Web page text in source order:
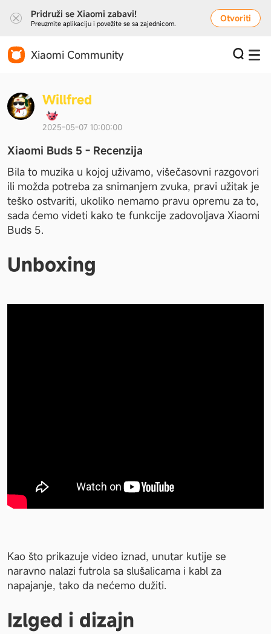
Pridruži se Xiaomi zabavi!
Preuzmite aplikaciju i povežite se sa zajednicom. Otvoriti
Xiaomi Community
Willfred
2025-05-07 10:00:00
Xiaomi Buds 5 - Recenzija
Bila to muzika u kojoj uživamo, višečasovni razgovori
ili možda potreba za snimanjem zvuka, pravi užitak je
teško ostvariti, ukoliko nemamo pravu opremu za to,
sada ćemo videti kako te funkcije zadovoljava Xiaomi
Buds 5.
Unboxing
Kao što prikazuje video iznad, unutar kutije se
naravno nalazi futrola sa slušalicama i kabl za
napajanje, tako da nećemo dužiti.
Izlged i dizajn